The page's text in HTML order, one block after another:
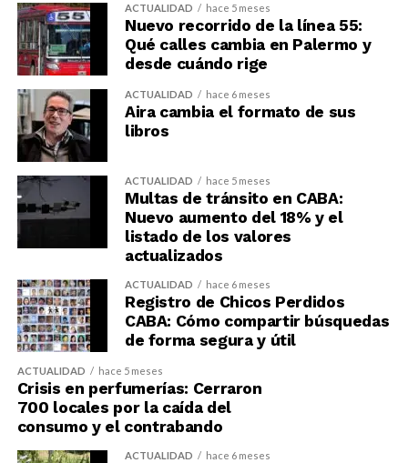
ACTUALIDAD hace 5 meses
Nuevo recorrido de la línea 55:
Qué calles cambia en Palermo y
desde cuándo rige
ACTUALIDAD hace 6 meses
Aira cambia el formato de sus
libros
ACTUALIDAD hace 5 meses
Multas de tránsito en CABA:
Nuevo aumento del 18% y el
listado de los valores
actualizados
ACTUALIDAD hace 6 meses
Registro de Chicos Perdidos
CABA: Cómo compartir búsquedas
de forma segura y útil
ACTUALIDAD hace 5 meses
Crisis en perfumerías: Cerraron
700 locales por la caída del
consumo y el contrabando
ACTUALIDAD hace 6 meses